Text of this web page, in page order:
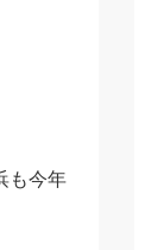
も今年